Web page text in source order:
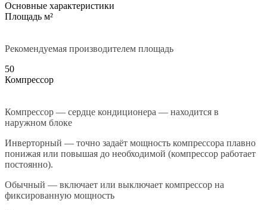
Основные характеристики
Площадь м²
Рекомендуемая производителем площадь
50
Компрессор
Компрессор — сердце кондиционера — находится в
наружном блоке
Инверторный — точно задаёт мощность компрессора плавно
понижая или повышая до необходимой (компрессор работает
постоянно).
Обычный — включает или выключает компрессор на
фиксированную мощность